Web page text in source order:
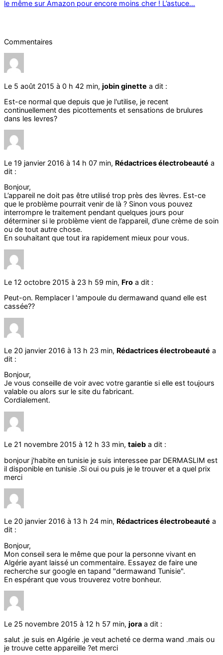
le même sur Amazon pour encore moins cher ! L’astuce…
Commentaires
Le 5 août 2015 à 0 h 42 min, jobin ginette a dit :
Est-ce normal que depuis que je l'utilise, je recent
continuellement des picottements et sensations de brulures
dans les levres?
Le 19 janvier 2016 à 14 h 07 min, Rédactrices électrobeauté a
dit :
Bonjour,
L’appareil ne doit pas être utilisé trop près des lèvres. Est-ce
que le problème pourrait venir de là ? Sinon vous pouvez
interrompre le traitement pendant quelques jours pour
déterminer si le problème vient de l’appareil, d’une crème de soin
ou de tout autre chose.
En souhaitant que tout ira rapidement mieux pour vous.
Le 12 octobre 2015 à 23 h 59 min, Fro a dit :
Peut-on. Remplacer l 'ampoule du dermawand quand elle est
cassée??
Le 20 janvier 2016 à 13 h 23 min, Rédactrices électrobeauté a
dit :
Bonjour,
Je vous conseille de voir avec votre garantie si elle est toujours
valable ou alors sur le site du fabricant.
Cordialement.
Le 21 novembre 2015 à 12 h 33 min, taieb a dit :
bonjour j'habite en tunisie je suis interessee par DERMASLIM est
il disponible en tunisie .Si oui ou puis je le trouver et a quel prix
merci
Le 20 janvier 2016 à 13 h 24 min, Rédactrices électrobeauté a
dit :
Bonjour,
Mon conseil sera le même que pour la personne vivant en
Algérie ayant laissé un commentaire. Essayez de faire une
recherche sur google en tapand "dermawand Tunisie".
En espérant que vous trouverez votre bonheur.
Le 25 novembre 2015 à 12 h 57 min, jora a dit :
salut .je suis en Algérie .je veut acheté ce derma wand .mais ou
je trouve cette appareille ?et merci